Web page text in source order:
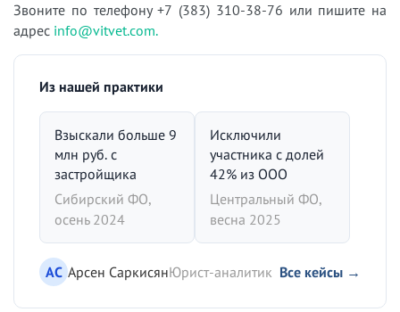
Звоните по телефону +7 (383) 310-38-76 или пишите на
адрес info@vitvet.com.
Из нашей практики
Взыскали больше 9
млн руб. с
застройщика
Сибирский ФО,
осень 2024
Исключили
участника с долей
42% из ООО
Центральный ФО,
весна 2025
АС Арсен СаркисянЮрист-аналитик Все кейсы →